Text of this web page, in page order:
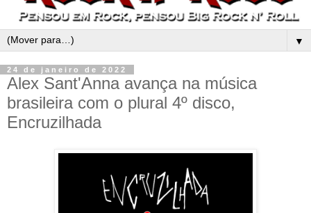
▼
24 de janeiro de 2022
Alex Sant'Anna avança na música
brasileira com o plural 4º disco,
Encruzilhada